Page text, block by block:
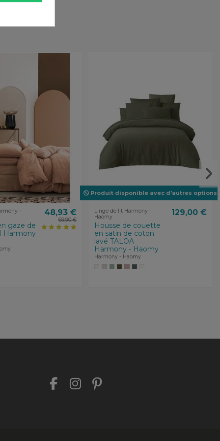
-
gaze de
Harmony
48,93 €
69,90 €
Produit disponible avec d'autres options
Linge de lit Harmony -
Haomy
Housse de couette
en satin de coton
lavé TALOA
Harmony - Haomy
Harmony - Haomy
129,00 €